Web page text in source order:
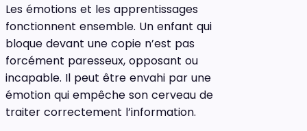
Les émotions et les apprentissages
fonctionnent ensemble. Un enfant qui
bloque devant une copie n’est pas
forcément paresseux, opposant ou
incapable. Il peut être envahi par une
émotion qui empêche son cerveau de
traiter correctement l’information.